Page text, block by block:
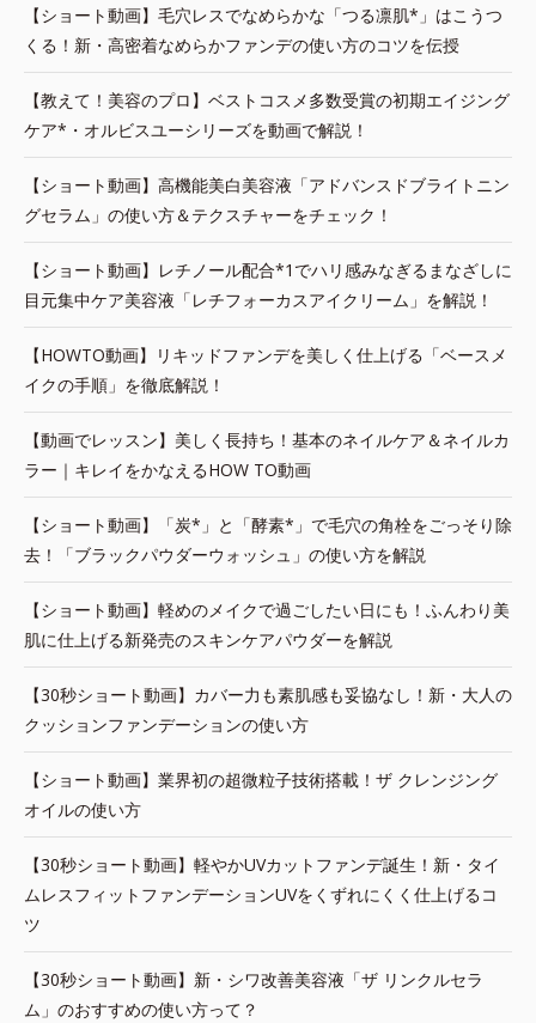
【ショート動画】毛穴レスでなめらかな「つる凛肌*」はこうつ
くる！新・高密着なめらかファンデの使い方のコツを伝授
【教えて！美容のプロ】ベストコスメ多数受賞の初期エイジング
ケア*・オルビスユーシリーズを動画で解説！
【ショート動画】高機能美白美容液「アドバンスドブライトニン
グセラム」の使い方＆テクスチャーをチェック！
【ショート動画】レチノール配合*1でハリ感みなぎるまなざしに
目元集中ケア美容液「レチフォーカスアイクリーム」を解説！
【HOWTO動画】リキッドファンデを美しく仕上げる「ベースメ
イクの手順」を徹底解説！
【動画でレッスン】美しく長持ち！基本のネイルケア＆ネイルカ
ラー｜キレイをかなえるHOW TO動画
【ショート動画】「炭*」と「酵素*」で毛穴の角栓をごっそり除
去！「ブラックパウダーウォッシュ」の使い方を解説
【ショート動画】軽めのメイクで過ごしたい日にも！ふんわり美
肌に仕上げる新発売のスキンケアパウダーを解説
【30秒ショート動画】カバー力も素肌感も妥協なし！新・大人の
クッションファンデーションの使い方
【ショート動画】業界初の超微粒子技術搭載！ザ クレンジング
オイルの使い方
【30秒ショート動画】軽やかUVカットファンデ誕生！新・タイ
ムレスフィットファンデーションUVをくずれにくく仕上げるコ
ツ
【30秒ショート動画】新・シワ改善美容液「ザ リンクルセラ
ム」のおすすめの使い方って？